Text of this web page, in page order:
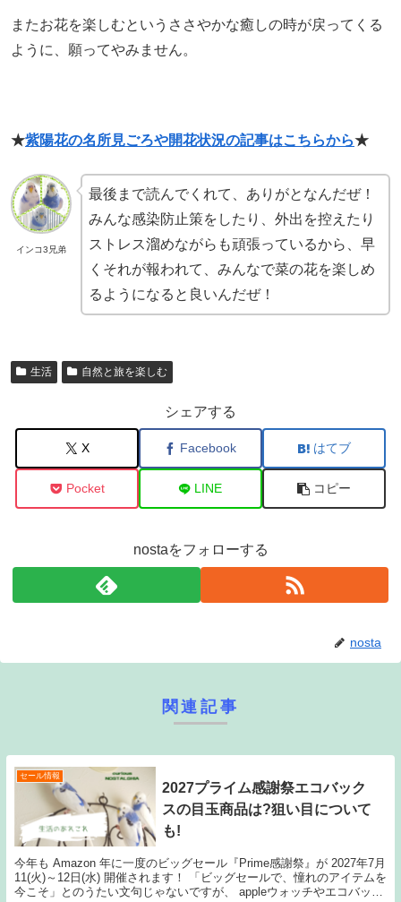
またお花を楽しむというささやかな癒しの時が戻ってくる
ように、願ってやみません。
★紫陽花の名所見ごろや開花状況の記事はこちらから★
インコ3兄弟
最後まで読んでくれて、ありがとなんだぜ！
みんな感染防止策をしたり、外出を控えたり
ストレス溜めながらも頑張っているから、早
くそれが報われて、みんなで菜の花を楽しめ
るようになると良いんだぜ！
生活 自然と旅を楽しむ
シェアする
X Facebook はてブ
Pocket LINE コピー
nostaをフォローする
nosta
関連記事
セール情報
2027プライム感謝祭エコバック
スの目玉商品は?狙い目について
も!
今年も Amazon 年に一度のビッグセール『Prime感謝祭』が 2027年7月
11(火)～12日(水) 開催されます！ 「ビッグセールで、憧れのアイテムを
今こそ」とのうたい文句じゃないですが、 appleウォッチやエコバック